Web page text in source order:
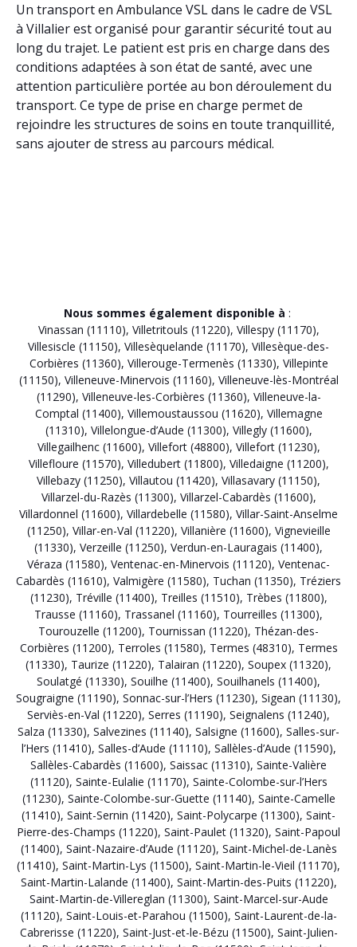
Un transport en Ambulance VSL dans le cadre de VSL
à Villalier est organisé pour garantir sécurité tout au
long du trajet. Le patient est pris en charge dans des
conditions adaptées à son état de santé, avec une
attention particulière portée au bon déroulement du
transport. Ce type de prise en charge permet de
rejoindre les structures de soins en toute tranquillité,
sans ajouter de stress au parcours médical.
Nous sommes également disponible à :
Vinassan (11110), Villetritouls (11220), Villespy (11170),
Villesiscle (11150), Villesèquelande (11170), Villesèque-des-
Corbières (11360), Villerouge-Termenès (11330), Villepinte
(11150), Villeneuve-Minervois (11160), Villeneuve-lès-Montréal
(11290), Villeneuve-les-Corbières (11360), Villeneuve-la-
Comptal (11400), Villemoustaussou (11620), Villemagne
(11310), Villelongue-d’Aude (11300), Villegly (11600),
Villegailhenc (11600), Villefort (48800), Villefort (11230),
Villefloure (11570), Villedubert (11800), Villedaigne (11200),
Villebazy (11250), Villautou (11420), Villasavary (11150),
Villarzel-du-Razès (11300), Villarzel-Cabardès (11600),
Villardonnel (11600), Villardebelle (11580), Villar-Saint-Anselme
(11250), Villar-en-Val (11220), Villanière (11600), Vignevieille
(11330), Verzeille (11250), Verdun-en-Lauragais (11400),
Véraza (11580), Ventenac-en-Minervois (11120), Ventenac-
Cabardès (11610), Valmigère (11580), Tuchan (11350), Tréziers
(11230), Tréville (11400), Treilles (11510), Trèbes (11800),
Trausse (11160), Trassanel (11160), Tourreilles (11300),
Tourouzelle (11200), Tournissan (11220), Thézan-des-
Corbières (11200), Terroles (11580), Termes (48310), Termes
(11330), Taurize (11220), Talairan (11220), Soupex (11320),
Soulatgé (11330), Souilhe (11400), Souilhanels (11400),
Sougraigne (11190), Sonnac-sur-l’Hers (11230), Sigean (11130),
Serviès-en-Val (11220), Serres (11190), Seignalens (11240),
Salza (11330), Salvezines (11140), Salsigne (11600), Salles-sur-
l’Hers (11410), Salles-d’Aude (11110), Sallèles-d’Aude (11590),
Sallèles-Cabardès (11600), Saissac (11310), Sainte-Valière
(11120), Sainte-Eulalie (11170), Sainte-Colombe-sur-l’Hers
(11230), Sainte-Colombe-sur-Guette (11140), Sainte-Camelle
(11410), Saint-Sernin (11420), Saint-Polycarpe (11300), Saint-
Pierre-des-Champs (11220), Saint-Paulet (11320), Saint-Papoul
(11400), Saint-Nazaire-d’Aude (11120), Saint-Michel-de-Lanès
(11410), Saint-Martin-Lys (11500), Saint-Martin-le-Vieil (11170),
Saint-Martin-Lalande (11400), Saint-Martin-des-Puits (11220),
Saint-Martin-de-Villereglan (11300), Saint-Marcel-sur-Aude
(11120), Saint-Louis-et-Parahou (11500), Saint-Laurent-de-la-
Cabrerisse (11220), Saint-Just-et-le-Bézu (11500), Saint-Julien-